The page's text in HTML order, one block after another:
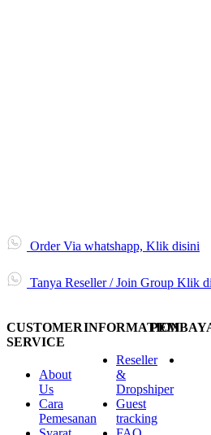
Order Via whatshapp, Klik disini
Tanya Reseller / Join Group Klik
CUSTOMER
SERVICE
About
Us
Cara
Pemesanan
INFORMATION
Reseller
&
Dropshiper
Guest
tracking